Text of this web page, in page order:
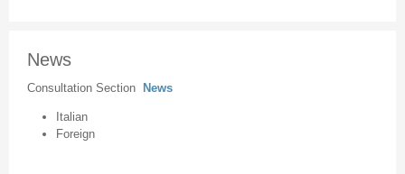
News
Consultation Section News
Italian
Foreign